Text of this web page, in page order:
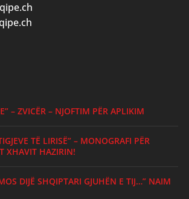
– ZVICËR – NJOFTIM PËR APLIKIM
TË LIRISË” – MONOGRAFI PËR
XHAVIT HAZIRIN!
DIJË SHQIPTARI GJUHËN E TIJ…” NAIM